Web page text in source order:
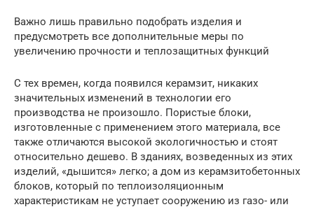
Важно лишь правильно подобрать изделия и
предусмотреть все дополнительные меры по
увеличению прочности и теплозащитных функций
С тех времен, когда появился керамзит, никаких
значительных изменений в технологии его
производства не произошло. Пористые блоки,
изготовленные с применением этого материала, все
также отличаются высокой экологичностью и стоят
относительно дешево. В зданиях, возведенных из этих
изделий, «дышится» легко; а дом из керамзитобетонных
блоков, который по теплоизоляционным
характеристикам не уступает сооружению из газо- или